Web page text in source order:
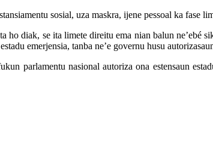
sosial, uza maskra, ijene pessoal ka fase
ho diak, se ita limete direitu ema nian balun
emerjensia, tanba ne’e governu husu
parlamentu nasional autoriza ona estensaun